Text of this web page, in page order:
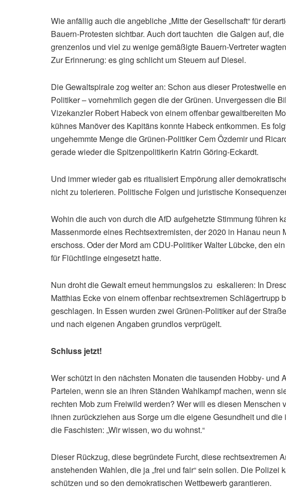
Wie anfällig auch die angebliche „Mitte der Gesellschaft“ für
Bauern-Protesten sichtbar. Auch dort tauchten die Galgen auf,
grenzenlos und viel zu wenige gemäßigte Bauern-Vertreter
Zur Erinnerung: es ging schlicht um Steuern auf Diesel.
Die Gewaltspirale zog weiter an: Schon aus dieser Protestwelle
Politiker – vornehmlich gegen die der Grünen. Unvergessen die
Vizekanzler Robert Habeck von einem offenbar gewaltbereiten
kühnes Manöver des Kapitäns konnte Habeck entkommen. Es
ungehemmte Menge die Grünen-Politiker Cem Özdemir und
gerade wieder die Spitzenpolitikerin Katrin Göring-Eckardt.
Und immer wieder gab es ritualisiert Empörung aller
nicht zu tolerieren. Politische Folgen und juristische
Wohin die auch von durch die AfD aufgehetzte Stimmung führen
Massenmorde eines Rechtsextremisten, der 2020 in Hanau neun
erschoss. Oder der Mord am CDU-Politiker Walter Lübcke, den
für Flüchtlinge eingesetzt hatte.
Nun droht die Gewalt erneut hemmungslos zu eskalieren: In
Matthias Ecke von einem offenbar rechtsextremen Schlägertrupp
geschlagen. In Essen wurden zwei Grünen-Politiker auf der
und nach eigenen Angaben grundlos verprügelt.
Schluss jetzt!
Wer schützt in den nächsten Monaten die tausenden Hobby- und
Parteien, wenn sie an ihren Ständen Wahlkampf machen, wenn
rechten Mob zum Freiwild werden? Wer will es diesen Menschen
ihnen zurückziehen aus Sorge um die eigene Gesundheit und
die Faschisten: „Wir wissen, wo du wohnst.“
Dieser Rückzug, diese begründete Furcht, diese rechtsextremen
anstehenden Wahlen, die ja „frei und fair“ sein sollen. Die Polizei
schützen und so den demokratischen Wettbewerb garantieren.